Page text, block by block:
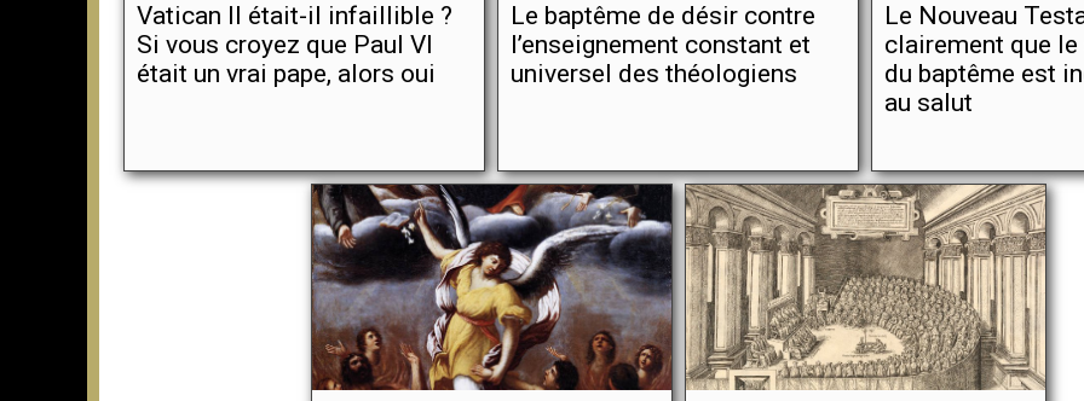
Vatican II était-il infaillible ?
Si vous croyez que Paul VI
était un vrai pape, alors oui
Le baptême de désir contre
l’enseignement constant et
universel des théologiens
Le Nouveau
clairement que
du baptême est
au salut